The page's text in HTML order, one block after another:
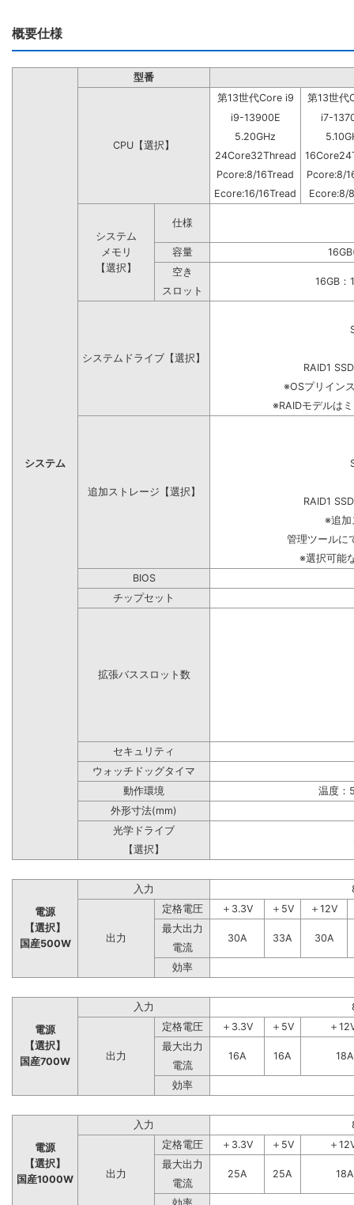
概要仕様
システム
型番
CPU【選択】
第13世代Core i9
第13世代
i9-13900E
i7-
5.20GHz
24Core32Thread
Pcore:8/16Tread
Pcore:8/
Ecore:16/16Tread
Ecore:8/
システム
メモリ
【選択】
仕様
容量
空き
16GB
スロット
システムドライブ【選択】
RAID1
※OSプリイン
※RAIDモデルは
追加ストレージ【選択】
RAID1
※追加
管理ツールに
※選択可能
BIOS
チップセット
拡張バススロット数
セキュリティ
ウォッチドッグタイマ
動作環境
温度：
外形寸法(mm)
光学ドライブ
【選択】
電源
【選択】
国産500W
入力
出力
定格電圧 ＋3.3V ＋5V
＋12V
最大出力
30A
33A
30A
電流
効率
電源
【選択】
国産700W
入力
出力
定格電圧 ＋3.3V ＋5V
＋
最大出力
16A
16A
18A
電流
効率
電源
【選択】
国産1000W
入力
出力
定格電圧 ＋3.3V ＋5V
＋
最大出力
25A
25A
18A
電流